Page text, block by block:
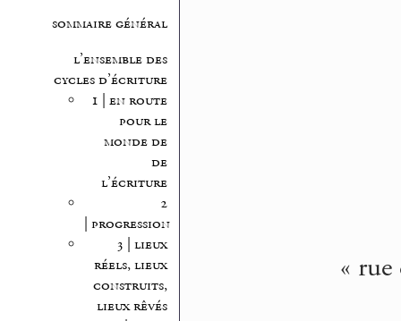
sommaire général
l’ensemble des
cycles d’écriture
1 | en route
pour le
monde de
de
l’écriture
2
| progression
3 | lieux
réels, lieux
construits,
lieux rêvés
«